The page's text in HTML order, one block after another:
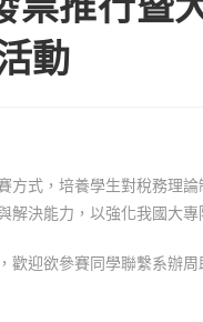
動
方式，培養學生對稅務理
解決能力，以強化我國大
歡迎欲參賽同學聯繫系辦